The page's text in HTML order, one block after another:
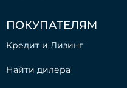
ПОКУПАТЕЛЯМ
Кредит и Лизинг
Найти дилера